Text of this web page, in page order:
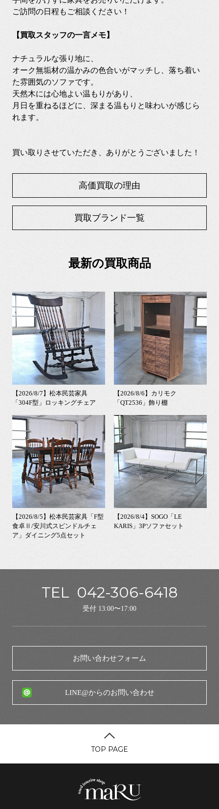
ご訪問の日程もご相談ください！
【買取スタッフの一言メモ】
ナチュラルな張り地に、
オーク無垢材の温かみの色合いがマッチし、落ち着い
た雰囲気のソファです。
天然木には心地よい温もりがあり、
月日を重ねるほどに、深まる温もりと味わいが感じら
れます。
買い取りさせていただき、ありがとうございました！
高価買取の理由
買取ブランド一覧
最新の買取商品
【2026/8/7】松本民芸家具
「304F型」ロッキングチェア
【2026/8/6】カリモク
「QT2536」飾り棚
【2026/8/5】松本民芸家具「F型
食卓Ⅱ/安川式スピンドルチェ
ア」ダイニング5点セット
【2026/8/4】SOGO「LE
KARIS」3Pソファセット
TEL 042-306-6418
受付 13:00〜17:00
お問い合わせフォーム
LINE@からのお問い合わせ
TOP PAGE